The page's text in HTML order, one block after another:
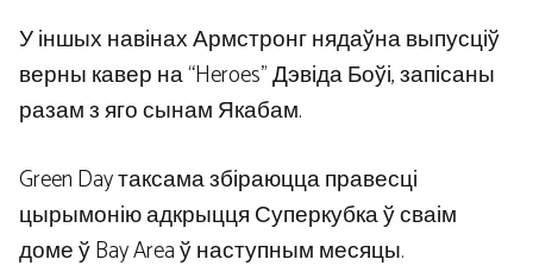
У іншых навінах Армстронг нядаўна выпусціў
верны кавер на “Heroes” Дэвіда Боўі, запісаны
разам з яго сынам Якабам.
Green Day таксама збіраюцца правесці
цырымонію адкрыцця Суперкубка ў сваім
доме ў Bay Area ў наступным месяцы.